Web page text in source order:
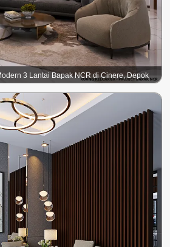
3 Lantai Bapak NCR di Cinere, Depok